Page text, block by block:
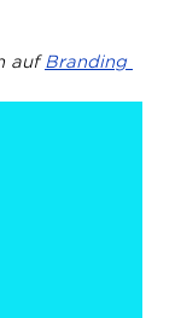
auf Branding